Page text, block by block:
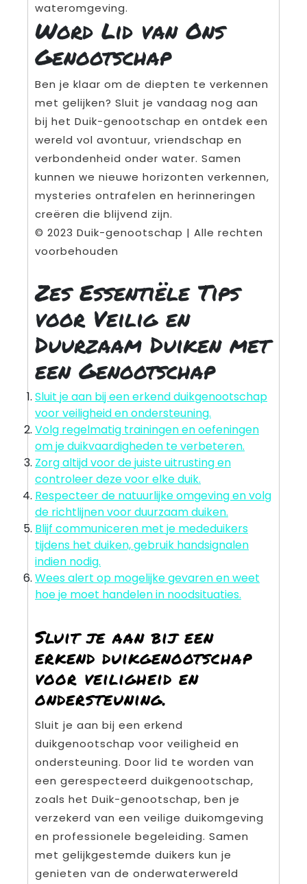
wateromgeving.
Word Lid van Ons
Genootschap
Ben je klaar om de diepten te verkennen
met gelijken? Sluit je vandaag nog aan
bij het Duik-genootschap en ontdek een
wereld vol avontuur, vriendschap en
verbondenheid onder water. Samen
kunnen we nieuwe horizonten verkennen,
mysteries ontrafelen en herinneringen
creëren die blijvend zijn.
© 2023 Duik-genootschap | Alle rechten
voorbehouden
Zes Essentiële Tips
voor Veilig en
Duurzaam Duiken met
een Genootschap
Sluit je aan bij een erkend duikgenootschap
voor veiligheid en ondersteuning.
Volg regelmatig trainingen en oefeningen
om je duikvaardigheden te verbeteren.
Zorg altijd voor de juiste uitrusting en
controleer deze voor elke duik.
Respecteer de natuurlijke omgeving en volg
de richtlijnen voor duurzaam duiken.
Blijf communiceren met je mededuikers
tijdens het duiken, gebruik handsignalen
indien nodig.
Wees alert op mogelijke gevaren en weet
hoe je moet handelen in noodsituaties.
Sluit je aan bij een
erkend duikgenootschap
voor veiligheid en
ondersteuning.
Sluit je aan bij een erkend
duikgenootschap voor veiligheid en
ondersteuning. Door lid te worden van
een gerespecteerd duikgenootschap,
zoals het Duik-genootschap, ben je
verzekerd van een veilige duikomgeving
en professionele begeleiding. Samen
met gelijkgestemde duikers kun je
genieten van de onderwaterwereld